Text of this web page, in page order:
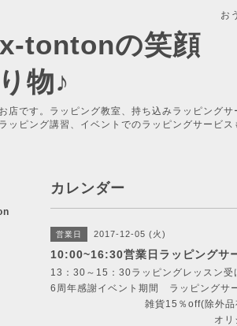
お
tontonの笑顔
物♪
店です。ラッピング教室、持ち込みラッピング
ッピング講習、イベントでのラッピングサービス
カレンダー
営業日 2017-12-05 (火)
10:00~16:30営業日ラッピングサ
13：30～15：30ラッピングレッスン
6周年感謝イベント期間 ラッピングサ
雑貨15％off(除外品有
オリジナルラッピン